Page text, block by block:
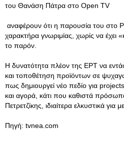
του Θανάση Πάτρα στο Open TV
αναφέρουν ότι η παρουσία του στο
χαρακτήρα γνωριμίας, χωρίς να έχει
το παρόν.
Η δυνατότητα πλέον της ΕΡΤ να
και τοποθέτηση προϊόντων σε
πως δημιουργεί νέο πεδίο για
και αγορά, κάτι που καθιστά
Πετρετζίκης, ιδιαίτερα ελκυστικά για
Πηγή: tvnea.com